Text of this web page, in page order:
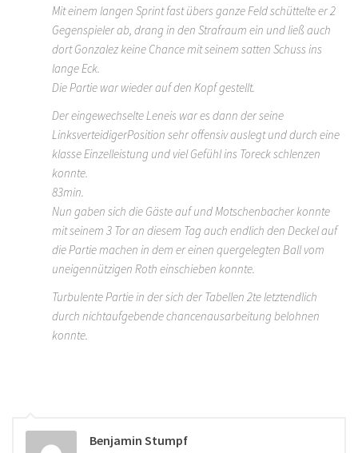
Mit einem langen Sprint fast übers ganze Feld schüttelte er 2
Gegenspieler ab, drang in den Strafraum ein und ließ auch
dort Gonzalez keine Chance mit seinem satten Schuss ins
lange Eck.
Die Partie war wieder auf den Kopf gestellt.
Der eingewechselte Leneis war es dann der seine
LinksverteidigerPosition sehr offensiv auslegt und durch eine
klasse Einzelleistung und viel Gefühl ins Toreck schlenzen
konnte.
83min.
Nun gaben sich die Gäste auf und Motschenbacher konnte
mit seinem 3 Tor an diesem Tag auch endlich den Deckel auf
die Partie machen in dem er einen quergelegten Ball vom
uneigennützigen Roth einschieben konnte.
Turbulente Partie in der sich der Tabellen 2te letztendlich
durch nichtaufgebende chancenausarbeitung belohnen
konnte.
Benjamin Stumpf